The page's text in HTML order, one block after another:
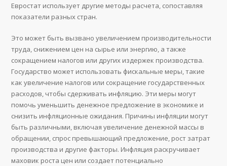
Евростат использует другие методы расчета, сопоставляя
показатели разных стран.
Это может быть вызвано увеличением производительности
труда, снижением цен на сырье или энергию, а также
сокращением налогов или других издержек производства.
Государство может использовать фискальные меры, такие
как увеличение налогов или сокращение государственных
расходов, чтобы сдерживать инфляцию. Эти меры могут
помочь уменьшить денежное предложение в экономике и
снизить инфляционные ожидания. Причины инфляции могут
быть различными, включая увеличение денежной массы в
обращении, спрос превышающий предложение, рост затрат
производства и другие факторы. Инфляция раскручивает
маховик роста цен или создает потенциально